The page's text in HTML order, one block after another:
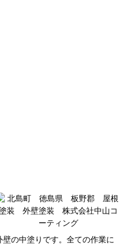
壁の中塗りです。全ての作業に